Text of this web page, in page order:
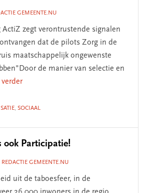
GEMEENTE.NU
ActiZ zegt verontrustende signalen
dat de pilots Zorg in de
maatschappelijk ongewenste
de manier van selectie en
verder
, SOCIAAL
ook Participatie!
REDACTIE GEMEENTE.NU
uit de taboesfeer, in de